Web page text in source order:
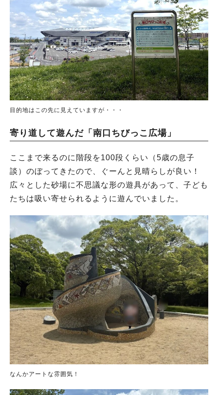
目的地はこの先に見えていますが・・・
寄り道して遊んだ「南口ちびっこ広場」
ここまで来るのに階段を100段くらい（5歳の息子
談）のぼってきたので、ぐーんと見晴らしが良い！
広々とした砂場に不思議な形の遊具があって、子ども
たちは吸い寄せられるように遊んでいました。
なんかアートな雰囲気！